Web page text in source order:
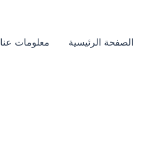
الصفحة الرئيسية معلومات عنا